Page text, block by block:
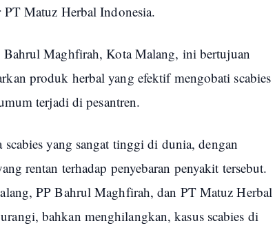
Matuz Herbal Indonesia.
Maghfirah, Kota Malang, ini bertujuan
produk herbal yang efektif mengobati scabies
terjadi di pesantren.
yang sangat tinggi di dunia, dengan
rentan terhadap penyebaran penyakit tersebut.
PP Bahrul Maghfirah, dan PT Matuz Herbal
bahkan menghilangkan, kasus scabies di